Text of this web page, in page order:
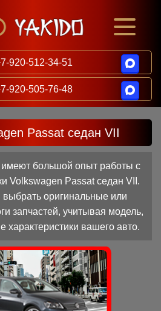
920-512-34-51
920-505-76-48
Passat седан VII
большой опыт работы с
Volkswagen Passat седан VII.
оригинальные или
запчастей, учитывая модель,
характеристики вашего авто.